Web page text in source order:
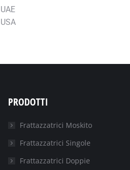
UAE
USA
PRODOTTI
Frattazzatrici Moskito
Frattazzatrici Singole
Frattazzatrici Doppie